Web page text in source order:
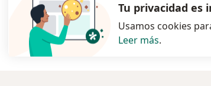
Polska
Tu privacidad es
Usamos cookies
Leer más.